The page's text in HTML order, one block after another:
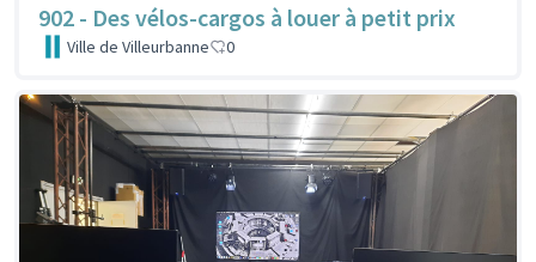
902 - Des vélos-cargos à louer à petit prix
Ville de Villeurbanne 0